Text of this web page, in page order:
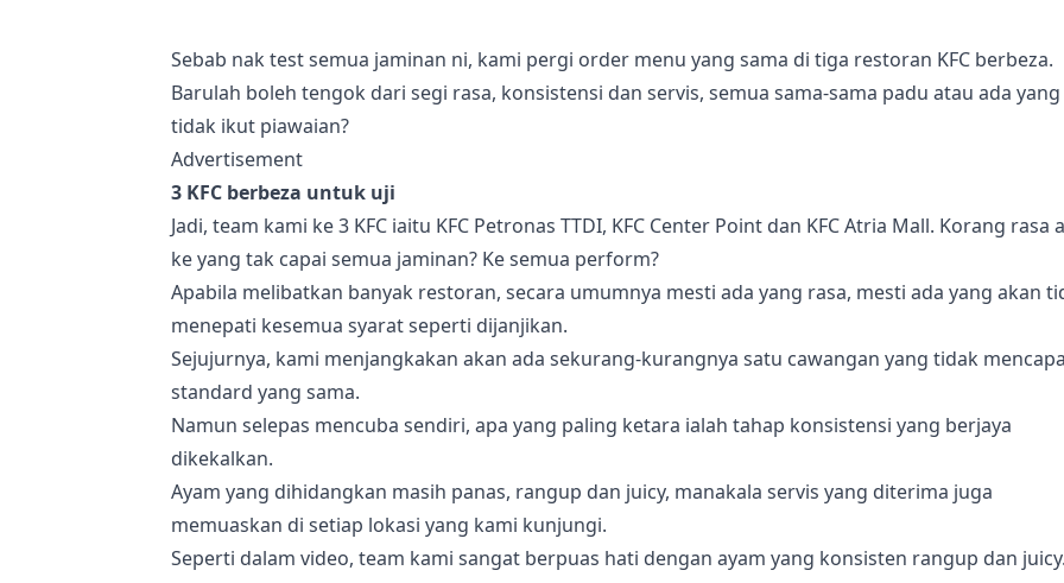
Sebab nak test semua jaminan ni, kami pergi order menu yang sama di tiga restoran KFC berbeza.
Barulah boleh tengok dari segi rasa, konsistensi dan servis, semua sama-sama padu atau ada yang
tidak ikut piawaian?
Advertisement
3 KFC berbeza untuk uji
Jadi, team kami ke 3 KFC iaitu KFC Petronas TTDI, KFC Center Point dan KFC Atria Mall. Korang rasa
ke yang tak capai semua jaminan? Ke semua perform?
Apabila melibatkan banyak restoran, secara umumnya mesti ada yang rasa, mesti ada yang akan
menepati kesemua syarat seperti dijanjikan.
Sejujurnya, kami menjangkakan akan ada sekurang-kurangnya satu cawangan yang tidak
standard yang sama.
Namun selepas mencuba sendiri, apa yang paling ketara ialah tahap konsistensi yang berjaya
dikekalkan.
Ayam yang dihidangkan masih panas, rangup dan juicy, manakala servis yang diterima juga
memuaskan di setiap lokasi yang kami kunjungi.
Seperti dalam video, team kami sangat berpuas hati dengan ayam yang konsisten rangup dan